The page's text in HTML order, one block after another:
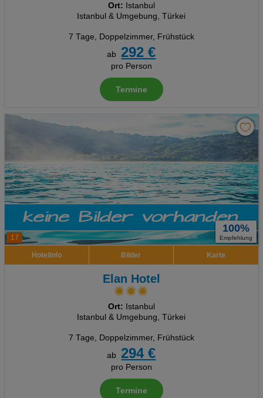
Ort: Istanbul
Istanbul & Umgebung, Türkei
7 Tage, Doppelzimmer, Frühstück
ab
292 €
pro Person
Termine
17
100%
Empfehlung
Hotelinfo Bilder Karte
Elan Hotel
Ort: Istanbul
Istanbul & Umgebung, Türkei
7 Tage, Doppelzimmer, Frühstück
ab
294 €
pro Person
Termine